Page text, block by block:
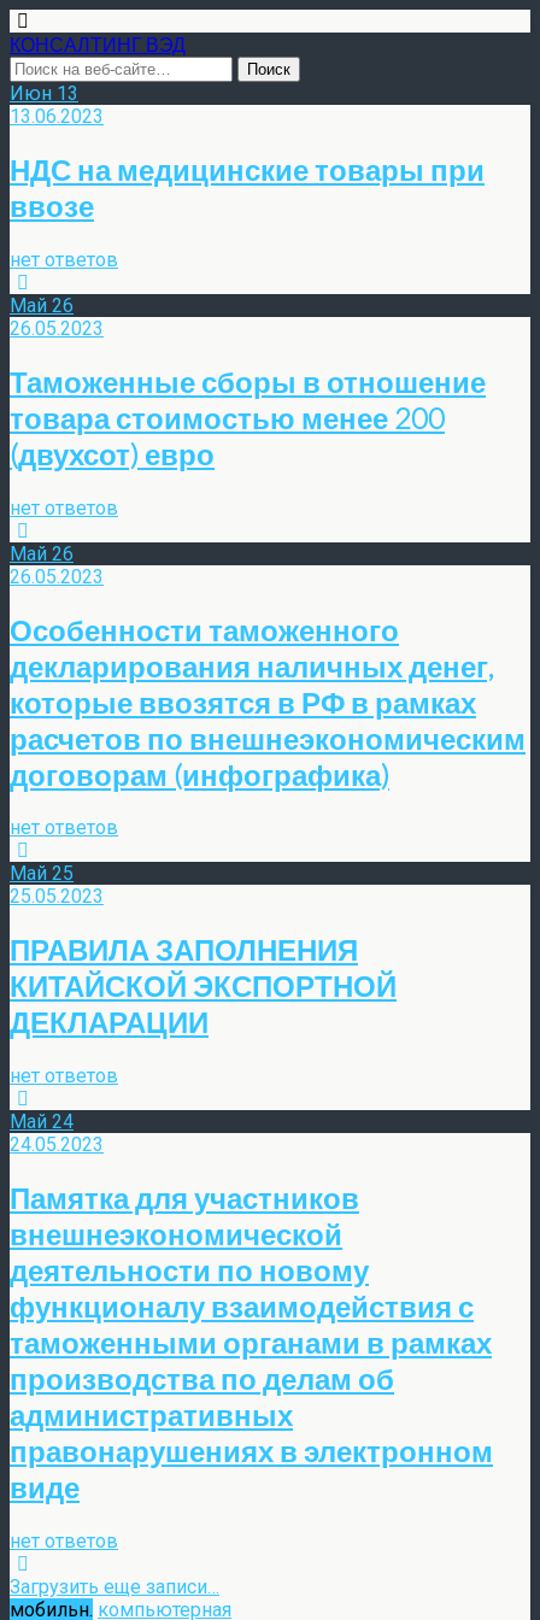
КОНСАЛТИНГ ВЭД
Июн 13
13.06.2023
НДС на медицинские товары при
ввозе
нет ответов
Май 26
26.05.2023
Таможенные сборы в отношение
товара стоимостью менее 200
(двухсот) евро
нет ответов
Май 26
26.05.2023
Особенности таможенного
декларирования наличных денег,
которые ввозятся в РФ в рамках
расчетов по внешнеэкономическим
договорам (инфографика)
нет ответов
Май 25
25.05.2023
ПРАВИЛА ЗАПОЛНЕНИЯ
КИТАЙСКОЙ ЭКСПОРТНОЙ
ДЕКЛАРАЦИИ
нет ответов
Май 24
24.05.2023
Памятка для участников
внешнеэкономической
деятельности по новому
функционалу взаимодействия с
таможенными органами в рамках
производства по делам об
административных
правонарушениях в электронном
виде
нет ответов
Загрузить еще записи…
мобильн. компьютерная